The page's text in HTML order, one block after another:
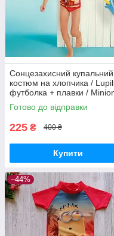
Сонцезахисний купальний
костюм на хлопчика /
футболка + плавки /
р.86-92, 12-24 місяців
Готово до відправки
225 ₴ 400 ₴
Купити
–44%